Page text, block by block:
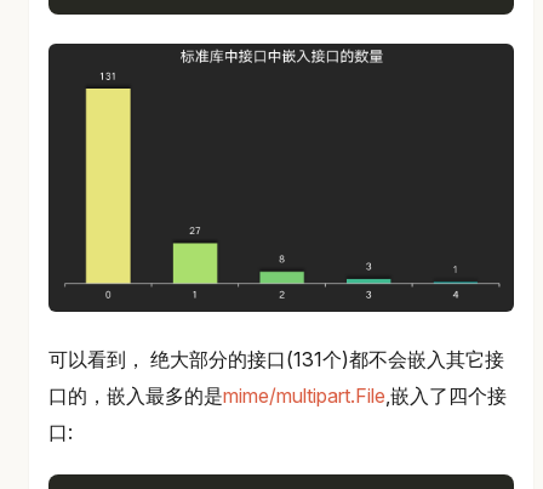
可以看到， 绝大部分的接口(131个)都不会嵌入其它接
口的，嵌入最多的是mime/multipart.File ,嵌入了四个接
口: